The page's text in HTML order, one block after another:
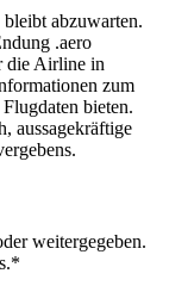
abzuwarten.
.aero
die Airline in
zum
bieten.
aussagekräftige
weitergegeben.
*